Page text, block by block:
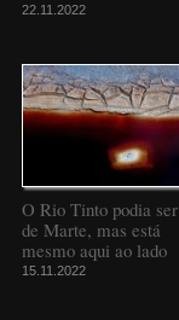
22.11.2022
O Rio Tinto podia ser
de Marte, mas está
mesmo aqui ao lado
15.11.2022